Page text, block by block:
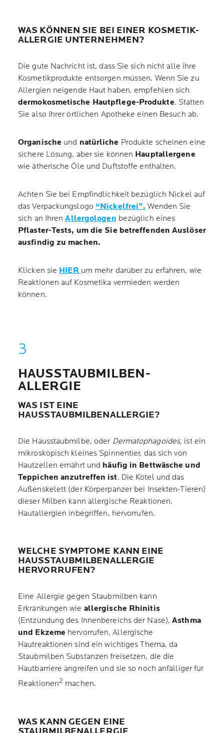
WAS KÖNNEN SIE BEI EINER KOSMETIK-
ALLERGIE UNTERNEHMEN?
Die gute Nachricht ist, dass Sie sich nicht alle ihre
Kosmetikprodukte entsorgen müssen. Wenn Sie zu
Allergien neigende Haut haben, empfehlen sich
dermokosmetische Hautpflege-Produkte. Statten
Sie also Ihrer örtlichen Apotheke einen Besuch ab.
Organische und natürliche Produkte scheinen eine
sichere Lösung, aber sie können Hauptallergene
wie ätherische Öle und Duftstoffe enthalten.
Achten Sie bei Empfindlichkeit bezüglich Nickel auf
das Verpackungslogo “Nickelfrei”. Wenden Sie
sich an IhrenAllergologen bezüglich eines
Pflaster-Tests, um die Sie betreffenden Auslöser
ausfindig zu machen.
Klicken sie HIER um mehr darüber zu erfahren, wie
Reaktionen auf Kosmetika vermieden werden
können.
HAUSSTAUBMILBEN-
ALLERGIE
WAS IST EINE
HAUSSTAUBMILBENALLERGIE?
Die Hausstaubmilbe, oder Dermatophagoides, ist ein
mikroskopisch kleines Spinnentier, das sich von
Hautzellen ernährt und häufig in Bettwäsche und
Teppichen anzutreffen ist. Die Kötel und das
Außenskelett (der Körperpanzer bei Insekten-Tieren)
dieser Milben kann allergische Reaktionen,
Hautallergien inbegriffen, hervorrufen.
WELCHE SYMPTOME KANN EINE
HAUSSTAUBMILBENALLERGIE
HERVORRUFEN?
Eine Allergie gegen Staubmilben kann
Erkrankungen wie allergische Rhinitis
(Entzündung des Innenbereichs der Nase),Asthma
und Ekzeme hervorrufen. Allergische
Hautreaktionen sind ein wichtiges Thema, da
Staubmilben Substanzen freisetzen, die die
Hautbarriere angreifen und sie so noch anfälliger für
Reaktionen2 machen.
WAS KANN GEGEN EINE